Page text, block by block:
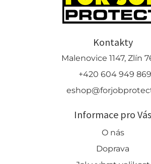
Kontakty
Malenovice 1147, Zlín
+420 604 949 869
Informace pro Vás
O nás
Doprava